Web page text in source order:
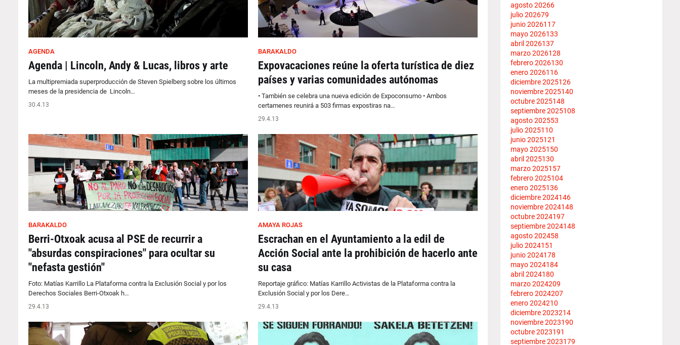
AGENDA
Agenda | Lincoln, Andy & Lucas, libros y arte
La multipremiada superproducción de Steven Spielberg sobre los últimos
meses de la presidencia de Lincoln…
30.4.13
BARAKALDO
Expovacaciones reúne la oferta turística de diez
países y varias comunidades autónomas
• También se celebra una nueva edición de Expoconsumo • Ambos
certamenes reunirá a 503 firmas expostiras na…
29.4.13
BARAKALDO
Berri-Otxoak acusa al PSE de recurrir a
"absurdas conspiraciones" para ocultar su
"nefasta gestión"
Foto: Matías Karrillo La Plataforma contra la Exclusión Social y por los
Derechos Sociales Berri-Otxoak h…
29.4.13
AMAYA ROJAS
Escrachan en el Ayuntamiento a la edil de
Acción Social ante la prohibición de hacerlo ante
su casa
Reportaje gráfico: Matías Karrillo Activistas de la Plataforma contra la
Exclusión Social y por los Dere…
29.4.13
agosto 20266
julio 202679
junio 2026117
mayo 2026133
abril 2026137
marzo 2026128
febrero 2026130
enero 2026116
diciembre 2025126
noviembre 2025140
octubre 2025148
septiembre 2025108
agosto 202553
julio 2025110
junio 2025121
mayo 2025150
abril 2025130
marzo 2025157
febrero 2025104
enero 2025136
diciembre 2024146
noviembre 2024148
octubre 2024197
septiembre 2024148
agosto 202458
julio 2024151
junio 2024178
mayo 2024184
abril 2024180
marzo 2024209
febrero 2024207
enero 2024210
diciembre 2023214
noviembre 2023190
octubre 2023191
septiembre 2023179